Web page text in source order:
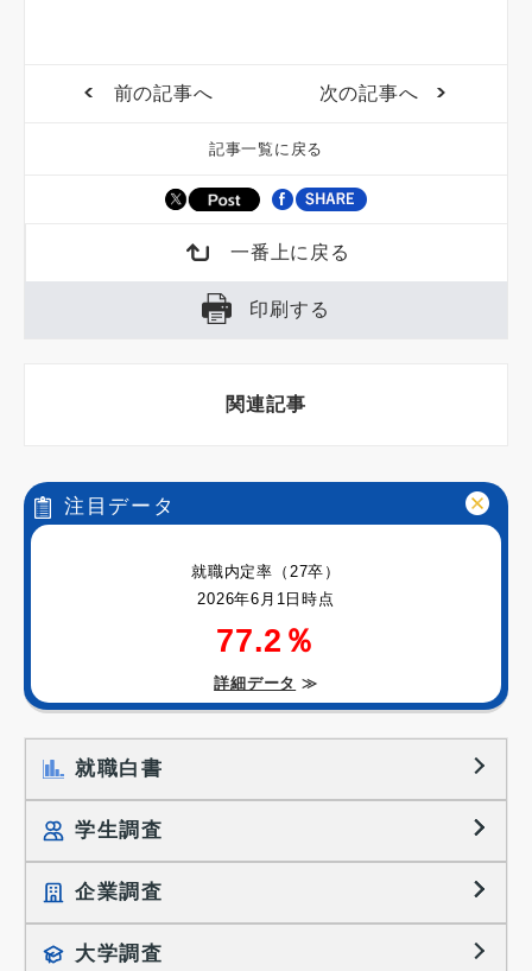
前の記事へ 次の記事へ
記事一覧に戻る
一番上に戻る
印刷する
関連記事
注目データ
就職内定率（27卒）
2026年6月1日時点
77.2％
詳細データ ≫
就職白書
学生調査
就職プロセス調査
就職活動TOPICS
企業調査
採用に関する調査
大学調査